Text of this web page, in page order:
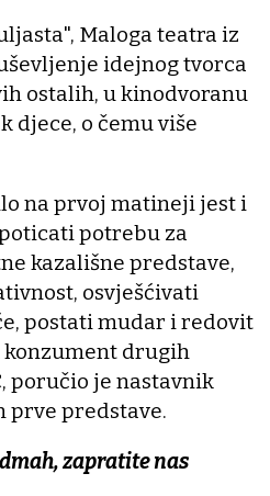
Maloga teatra iz
idejnog tvorca
ostalih, u kinodvoranu
o čemu više
na prvoj matineji jest i
potrebu za
kazališne predstave,
osvješćivati
postati mudar i redovit
drugih
poručio je nastavnik
prve predstave.
zapratite nas